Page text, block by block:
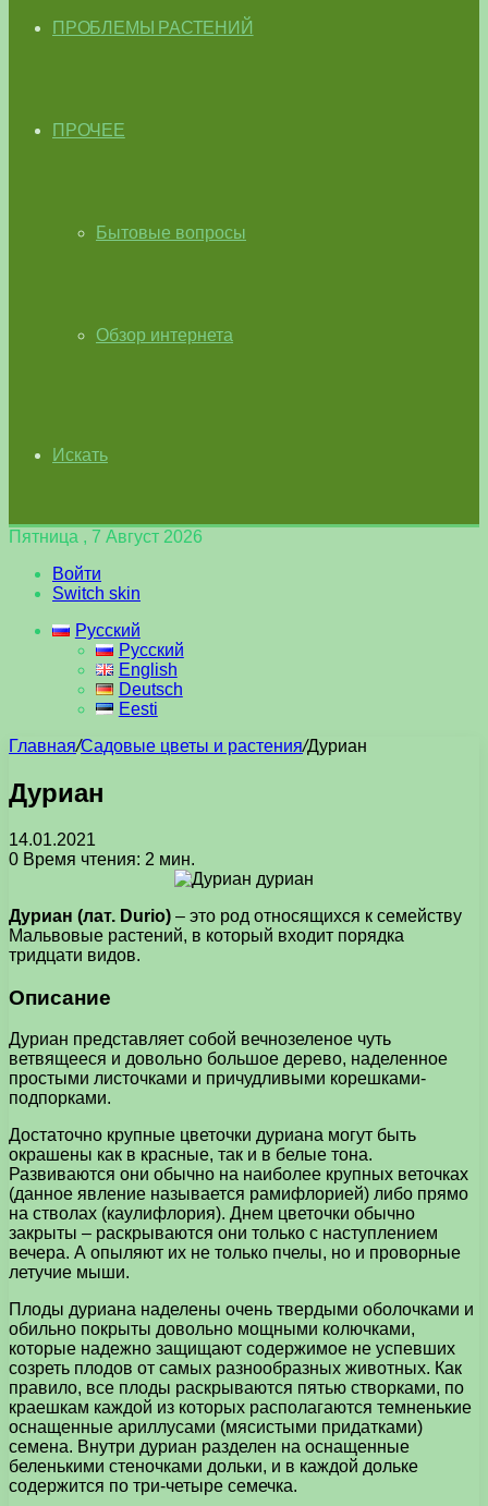
ПРОБЛЕМЫ РАСТЕНИЙ
ПРОЧЕЕ
Бытовые вопросы
Обзор интернета
Искать
Пятница , 7 Август 2026
Войти
Switch skin
Русский
Русский
English
Deutsch
Eesti
Главная/Садовые цветы и растения/Дуриан
Дуриан
14.01.2021
0 Время чтения: 2 мин.
Дуриан (лат. Durio) – это род относящихся к семейству
Мальвовые растений, в который входит порядка
тридцати видов.
Описание
Дуриан представляет собой вечнозеленое чуть
ветвящееся и довольно большое дерево, наделенное
простыми листочками и причудливыми корешками-
подпорками.
Достаточно крупные цветочки дуриана могут быть
окрашены как в красные, так и в белые тона.
Развиваются они обычно на наиболее крупных веточках
(данное явление называется рамифлорией) либо прямо
на стволах (каулифлория). Днем цветочки обычно
закрыты – раскрываются они только с наступлением
вечера. А опыляют их не только пчелы, но и проворные
летучие мыши.
Плоды дуриана наделены очень твердыми оболочками и
обильно покрыты довольно мощными колючками,
которые надежно защищают содержимое не успевших
созреть плодов от самых разнообразных животных. Как
правило, все плоды раскрываются пятью створками, по
краешкам каждой из которых располагаются темненькие
оснащенные ариллусами (мясистыми придатками)
семена. Внутри дуриан разделен на оснащенные
беленькими стеночками дольки, и в каждой дольке
содержится по три-четыре семечка.